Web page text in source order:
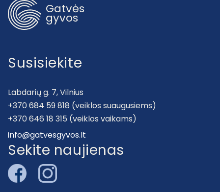
Gatvės
gyvos
Susisiekite
Labdarių g. 7, Vilnius
+370 684 59 818 (veiklos suaugusiems)
+370 646 18 315 (veiklos vaikams)
info@gatvesgyvos.lt
Sekite naujienas